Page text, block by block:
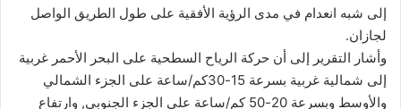
إلى شبه انعدام في مدى الرؤية الأفقية على طول الطريق الواصل
لجازان.
وأشار التقرير إلى أن حركة الرياح السطحية على البحر الأحمر غربية
إلى شمالية غربية بسرعة 15-30كم/ساعة على الجزء الشمالي
والأوسط وبسرعة 20-50 كم/ساعة على الجزء الجنوبي, وارتفاع